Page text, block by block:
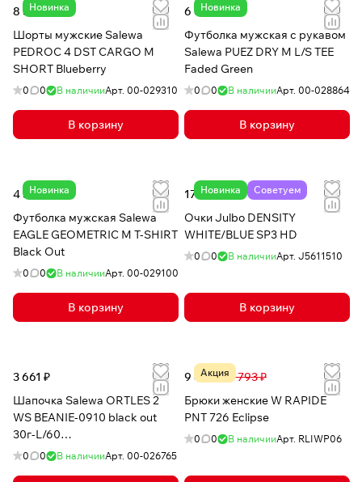
Новинка
8 515 ₽
Шорты мужские Salewa
PEDROC 4 DST CARGO M
SHORT Blueberry
0 0 В наличииАрт. 00-029310
В корзину
Новинка
6 628 ₽
Футболка мужская с рукавом
Salewa PUEZ DRY M L/S TEE
Faded Green
0 0 В наличииАрт. 00-028864
В корзину
Новинка
4 384 ₽
Футболка мужская Salewa
EAGLE GEOMETRIC M T-SHIRT
Black Out
0 0 В наличииАрт. 00-029100
В корзину
Новинка Советуем
17 077 ₽
Очки Julbo DENSITY
WHITE/BLUE SP3 HD
0 0 В наличииАрт. J5611510
В корзину
3 661 ₽
Шапочка Salewa ORTLES 2
WS BEANIE-0910 black out
30г-L/60
gorewindstopper/polarlite
0 0 В наличииАрт. 00-026765
Акция
9 462 ₽11 793 ₽
Брюки женские W RAPIDE
PNT 726 Eclipse
0 0 В наличииАрт. RLIWP06